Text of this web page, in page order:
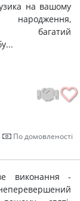
на вашому
народження,
багатий
По домовленості
виконання -